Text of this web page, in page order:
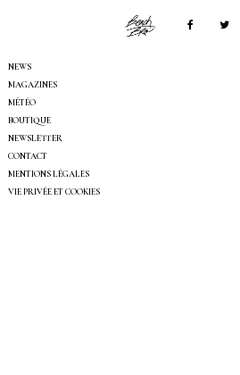
NEWS
MAGAZINES
MÉTÉO
BOUTIQUE
NEWSLETTER
CONTACT
MENTIONS LÉGALES
VIE PRIVÉE ET COOKIES